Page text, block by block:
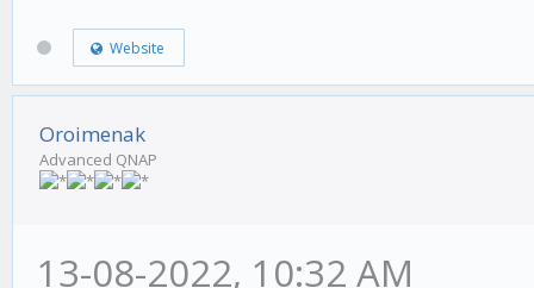
Website
Oroimenak
Advanced QNAP
13-08-2022, 10:32 AM